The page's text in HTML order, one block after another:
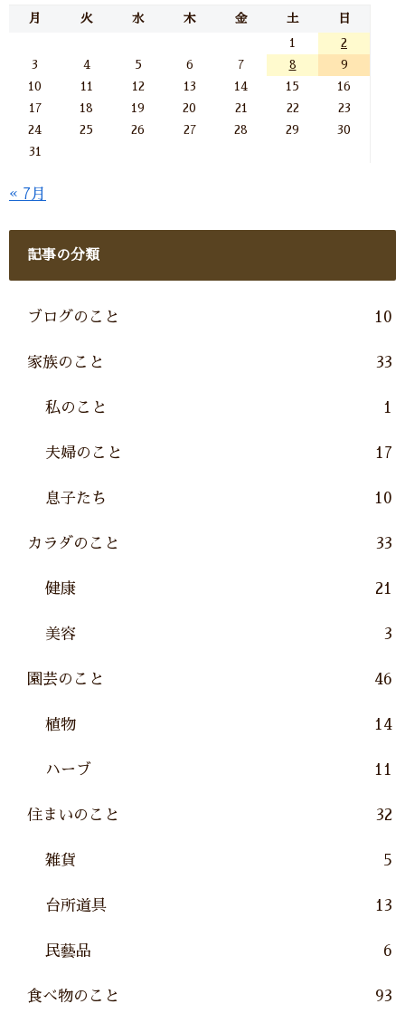
月 火 水 木 金 土 日
1
2
3
4 5 6 7 8
9
10
11 12 13 14 15
16
17
18 19 20 21 22
23
24
25 26 27 28 29
30
31
« 7月
記事の分類
ブログのこと 10
家族のこと 33
私のこと 1
夫婦のこと 17
息子たち 10
カラダのこと 33
健康 21
美容 3
園芸のこと 46
植物 14
ハーブ 11
住まいのこと 32
雑貨 5
台所道具 13
民藝品 6
食べ物のこと 93